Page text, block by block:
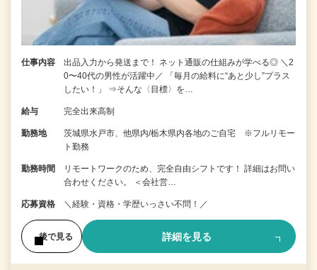
仕事内容
出品入力から発送まで！ ネット通販の仕組みが学べる◎ ＼2
0〜40代の男性が活躍中／ 「毎月の給料に“あと少し”プラス
したい！」 ⇒そんな〈目標〉を…
給与 完全出来高制
勤務地
茨城県水戸市、他県内/栃木県内各地のご自宅 ※フルリモー
ト勤務
勤務時間
リモートワークのため、完全自由シフトです！ 詳細はお問い
合わせください。 ＜会社営…
応募資格 ＼経験・資格・学歴いっさい不問！／
後で見る 詳細を見る